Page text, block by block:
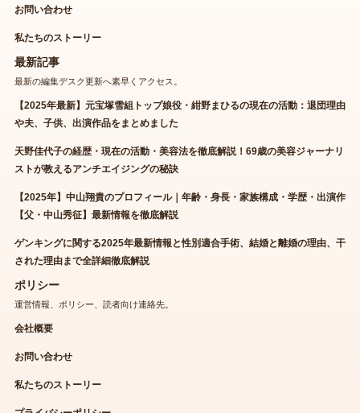
お問い合わせ
私たちのストーリー
最新記事
最新の編集デスク更新へ素早くアクセス。
【2025年最新】元宝塚雪組トップ娘役・紺野まひるの現在の活動：退団理由
や夫、子供、出演作品をまとめました
天野佳代子の経歴・現在の活動・美容法を徹底解説！69歳の美容ジャーナリ
ストが教えるアンチエイジングの秘訣
【2025年】中山翔貴のプロフィール｜年齢・身長・家族構成・学歴・出演作
【父・中山秀征】最新情報を徹底解説
ゲンキングに関する2025年最新情報と性別適合手術、結婚と離婚の理由、干
された理由まで全詳細徹底解説
ポリシー
運営情報、ポリシー、読者向け連絡先。
会社概要
お問い合わせ
私たちのストーリー